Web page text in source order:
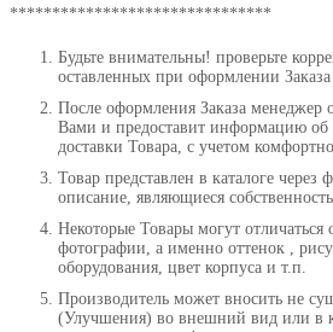
*******************************
Будьте внимательны! проверьте
оставленных при оформлении Заказа
После оформления Заказа менеджер
Вами и предоставит информацию об
доставки Товара, с учетом
Товар представлен в каталоге через
описание, являющиеся
Некоторые Товары могут отличаться
фотографии, а именно оттенок ,
оборудования, цвет корпуса и т.п.
Производитель может вносить не
(Улучшения) во внешний вид или в